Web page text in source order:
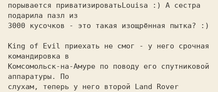
порывается приватизироватьLouisa :) А сестра
3000 кусочков - это такая изощрённая пытка? :)
King of Evil приехать не смог - у него срочная
командировка в
Комсомольск-на-Амуре по поводу его спутниковой
аппаратуры. По
слухам, теперь у него второй Land Rover